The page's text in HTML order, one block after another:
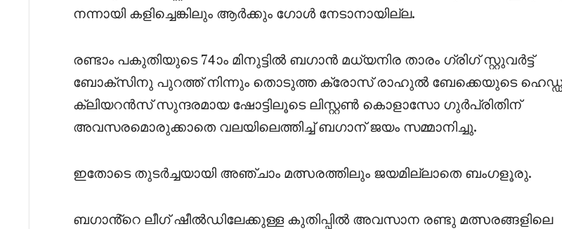
നന്നായി കളിച്ചെങ്കിലും ആർക്കും ഗോൾ നേടാനായില്ല.
രണ്ടാം പകുതിയുടെ 74ാം മിനുട്ടിൽ ബഗാൻ മധ്യനിര താരം ഗ്രിഗ് സ്റ്റുവർട്ട്
ബോക്സിനു പുറത്ത് നിന്നും തൊടുത്ത ക്രോസ് രാഹുൽ ബേക്കെയുടെ
ക്ലിയറൻസ് സുന്ദരമായ ഷോട്ടിലൂടെ ലിസ്റ്റൺ കൊളാസോ ഗുർപ്രിതിന്
അവസരമൊരുക്കാതെ വലയിലെത്തിച്ച് ബഗാന് ജയം സമ്മാനിച്ചു.
ഇതോടെ തുടർച്ചയായി അഞ്ചാം മത്സരത്തിലും ജയമില്ലാതെ ബംഗളൂരു.
ബഗാൻ്റെ ലീഗ് ഷീൽഡിലേക്കുള്ള കുതിപ്പിൽ അവസാന രണ്ടു മത്സരങ്ങളിലെ